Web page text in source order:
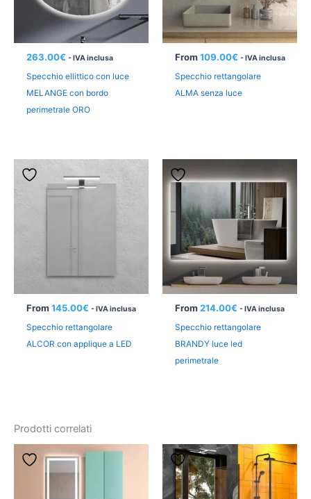
263.00€ - IVA inclusa
Specchio ellittico con luce
MELANGE con bordo
perimetrale ORO
From 109.00€ - IVA inclusa
Specchio rettangolare
ALMA senza luce
From 145.00€ - IVA inclusa
Specchio rettangolare
ALCOR con applique a LED
From 214.00€ - IVA inclusa
Specchio rettangolare
BRANDY luce led
perimetrale
Prodotti correlati